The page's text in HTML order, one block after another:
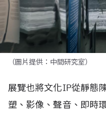
（圖片提供：中間研究室）
展覽也將文化IP從靜態
塑、影像、聲音、即時